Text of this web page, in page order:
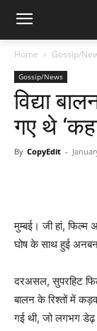
Home Gossip/
Gossip/News
विद्या
गए थे
By CopyEdit -
मुम्‍बई। जी हां, फिल्‍म
घोष के साथ हुई अनबन
दरअसल, सुपरहिट
बालन के रिश्‍तों में
गई थी, जो लगभग डेढ़